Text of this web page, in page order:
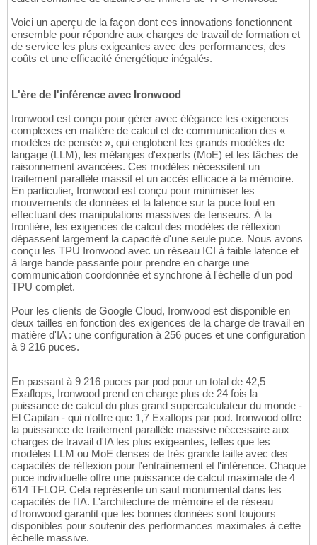
Voici un aperçu de la façon dont ces innovations fonctionnent
ensemble pour répondre aux charges de travail de formation et
de service les plus exigeantes avec des performances, des
coûts et une efficacité énergétique inégalés.
L'ère de l'inférence avec Ironwood
Ironwood est conçu pour gérer avec élégance les exigences
complexes en matière de calcul et de communication des «
modèles de pensée », qui englobent les grands modèles de
langage (LLM), les mélanges d'experts (MoE) et les tâches de
raisonnement avancées. Ces modèles nécessitent un
traitement parallèle massif et un accès efficace à la mémoire.
En particulier, Ironwood est conçu pour minimiser les
mouvements de données et la latence sur la puce tout en
effectuant des manipulations massives de tenseurs. À la
frontière, les exigences de calcul des modèles de réflexion
dépassent largement la capacité d'une seule puce. Nous avons
conçu les TPU Ironwood avec un réseau ICI à faible latence et
à large bande passante pour prendre en charge une
communication coordonnée et synchrone à l'échelle d'un pod
TPU complet.
Pour les clients de Google Cloud, Ironwood est disponible en
deux tailles en fonction des exigences de la charge de travail en
matière d'IA : une configuration à 256 puces et une configuration
à 9 216 puces.
En passant à 9 216 puces par pod pour un total de 42,5
Exaflops, Ironwood prend en charge plus de 24 fois la
puissance de calcul du plus grand supercalculateur du monde -
El Capitan - qui n'offre que 1,7 Exaflops par pod. Ironwood offre
la puissance de traitement parallèle massive nécessaire aux
charges de travail d'IA les plus exigeantes, telles que les
modèles LLM ou MoE denses de très grande taille avec des
capacités de réflexion pour l'entraînement et l'inférence. Chaque
puce individuelle offre une puissance de calcul maximale de 4
614 TFLOP. Cela représente un saut monumental dans les
capacités de l'IA. L'architecture de mémoire et de réseau
d'Ironwood garantit que les bonnes données sont toujours
disponibles pour soutenir des performances maximales à cette
échelle massive.